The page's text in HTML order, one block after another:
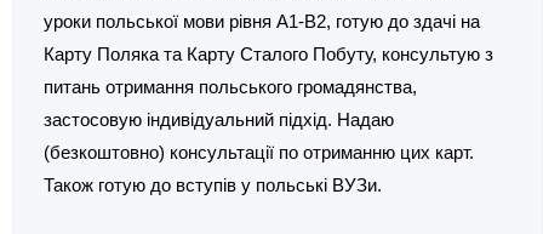
уроки польської мови рівня А1-В2, готую до здачі на
Карту Поляка та Карту Сталого Побуту, консультую з
питань отримання польського громадянства,
застосовую індивідуальний підхід. Надаю
(безкоштовно) консультації по отриманню цих карт.
Також готую до вступів у польські ВУЗи.